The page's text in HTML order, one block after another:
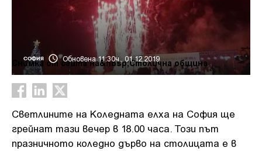
СОФИЯ Обновена 11:30ч., 01.12.2019
Снимка от сайта на&nbsp;Столична община
Светлините на Коледната елха на София ще
грейнат тази вечер в 18.00 часа. Този път
празничното коледно дърво на столицата е в